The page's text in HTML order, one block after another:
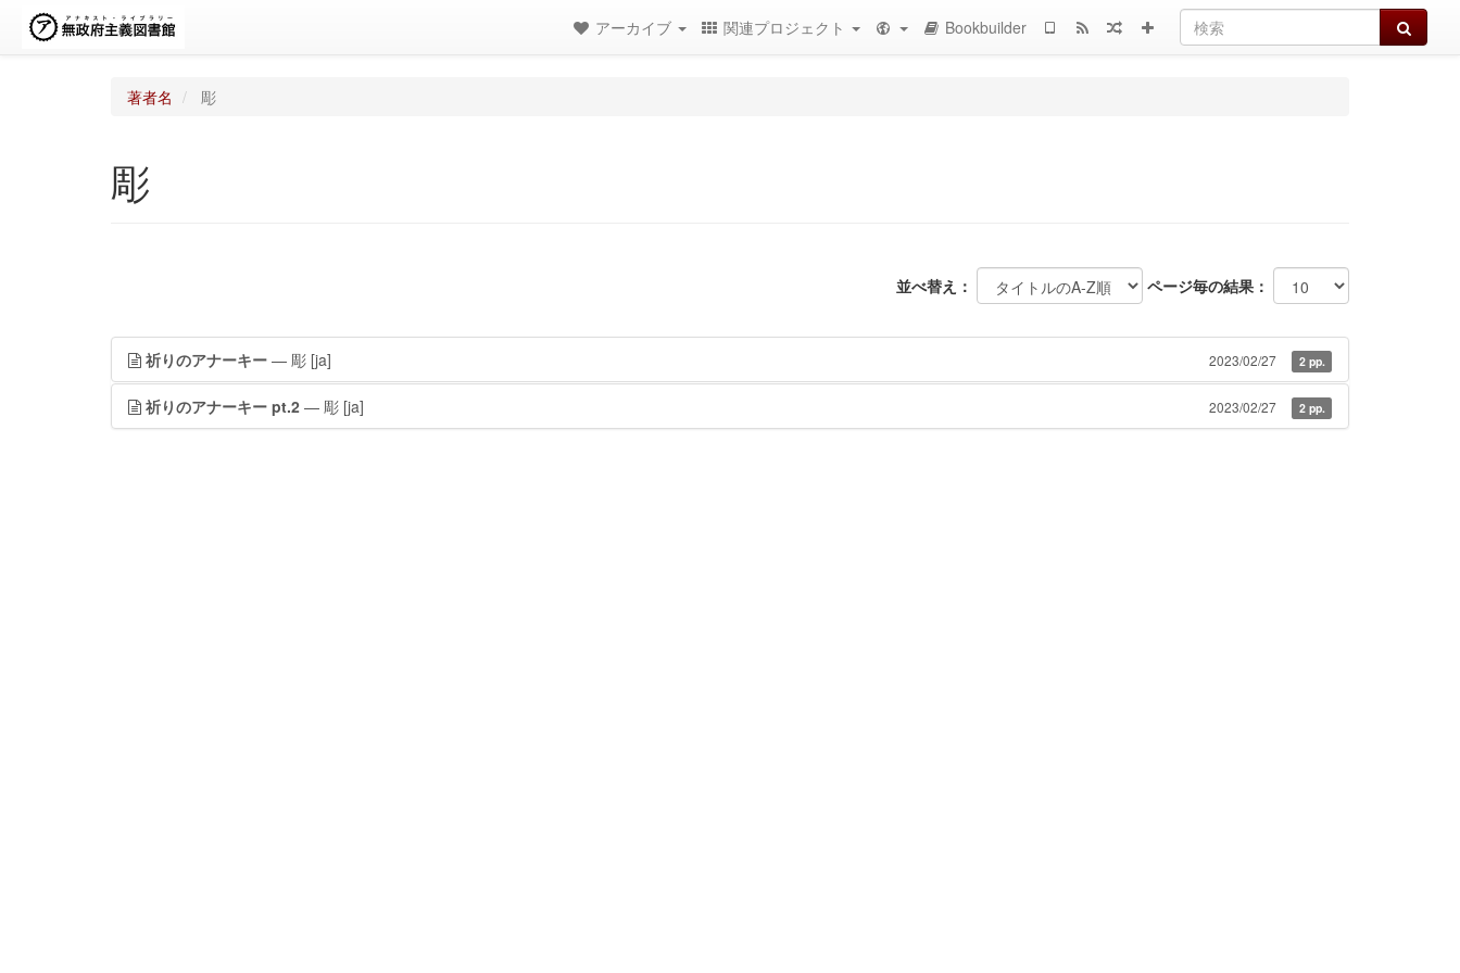
検索
アーカイブ 関連プロジェクト Bookbuilder
著者名 彫
彫
並べ替え： ページ毎の結果：
祈りのアナーキー — 彫 [ja] 2023/02/27 2 pp.
祈りのアナーキー pt.2 — 彫 [ja] 2023/02/27 2 pp.